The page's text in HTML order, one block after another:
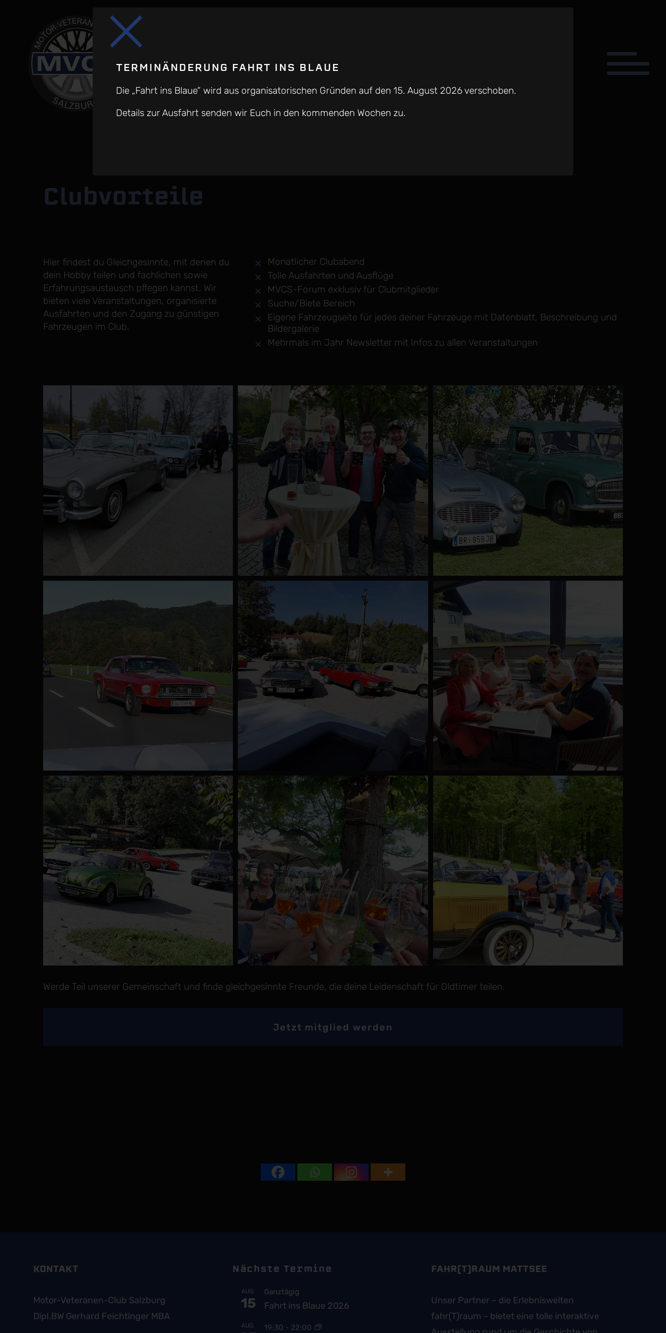
Clubvorteile
Hier findest du Gleichgesinnte, mit denen du
dein Hobby teilen und fachlichen sowie
Erfahrungsaustausch pflegen kannst. Wir
bieten viele Veranstaltungen, organisierte
Ausfahrten und den Zugang zu günstigen
Fahrzeugen im Club.
Monatlicher Clubabend
Tolle Ausfahrten und Ausflüge
MVCS-Forum exklusiv für Clubmitglieder
Suche/Biete Bereich
Eigene Fahrzeugseite für jedes deiner Fahrzeuge mit Datenblatt, Beschreibung und
Bildergalerie
Mehrmals im Jahr Newsletter mit Infos zu allen Veranstaltungen
Werde Teil unserer Gemeinschaft und finde gleichgesinnte Freunde, die deine Leidenschaft für Oldtimer teilen.
Jetzt mitglied werden
KONTAKT
Motor-Veteranen-Club Salzburg
Dipl.BW Gerhard Feichtinger MBA
Nächste Termine
AUG.
15
Ganztägig
Fahrt ins Blaue 2026
AUG. 19:30 - 22:00
FAHR(T)RAUM MATTSEE
Unser Partner – die Erlebniswelten
fahr(T)raum – bietet eine tolle interaktive
TERMINÄNDERUNG FAHRT INS BLAUE
Die „Fahrt ins Blaue“ wird aus organisatorischen Gründen auf den 15. August 2026 verschoben.
Details zur Ausfahrt senden wir Euch in den kommenden Wochen zu.